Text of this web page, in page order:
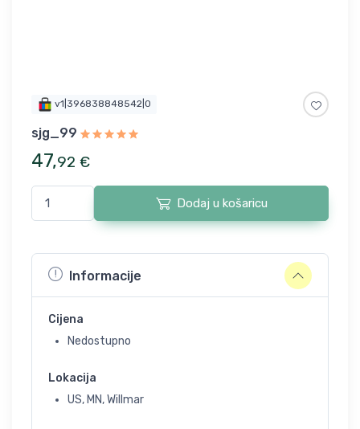
v1|396838848542|0
sjg_99
47,92 €
Dodaj u košaricu
Informacije
Cijena
Nedostupno
Lokacija
US, MN, Willmar